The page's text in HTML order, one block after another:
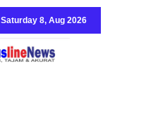
Saturday 8, Aug 2026